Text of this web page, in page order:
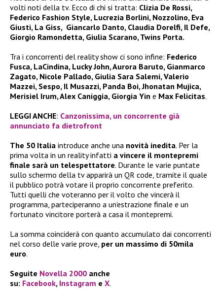
volti noti della tv. Ecco di chi si tratta: Clizia De Rossi,
Federico Fashion Style, Lucrezia Borlini, Nozzolino, Eva
Giusti, La Giss, Giancarlo Danto, Claudia Dorelfi, Il Defe,
Giorgio Ramondetta, Giulia Scarano, Twins Porta.
Tra i concorrenti del reality show ci sono infine: Federico
Fusca, LaCindina, Lucky John, Aurora Baruto, Gianmarco
Zagato, Nicole Pallado, Giulia Sara Salemi, Valerio
Mazzei, Sespo, Il Musazzi, Panda Boi, Jhonatan Mujica,
Merisiel Irum, Alex Caniggia, Giorgia Yin e Max Felicitas.
LEGGI ANCHE: Canzonissima, un concorrente già
annunciato fa dietrofront
The 50 Italia introduce anche una novità inedita. Per la
prima volta in un reality infatti a vincere il montepremi
finale sarà un telespettatore. Durante le varie puntate
sullo schermo della tv apparirà un QR code, tramite il quale
il pubblico potrà votare il proprio concorrente preferito.
Tutti quelli che voteranno per il volto che vincerà il
programma, parteciperanno a un’estrazione finale e un
fortunato vincitore porterà a casa il montepremi.
La somma coinciderà con quanto accumulato dai concorrenti
nel corso delle varie prove, per un massimo di 50mila
euro.
Seguite Novella 2000 anche
su: Facebook, Instagram e X.